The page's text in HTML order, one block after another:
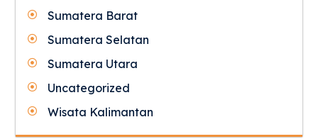
Sumatera Barat
Sumatera Selatan
Sumatera Utara
Uncategorized
Wisata Kalimantan